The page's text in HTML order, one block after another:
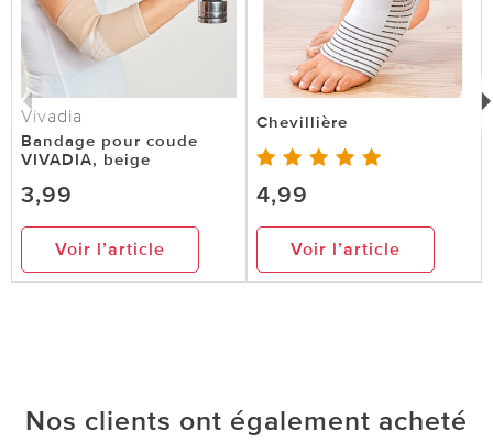
Vivadia
Bandage pour coude
VIVADIA, beige
3,99
Voir l’article
Chevillière
4,99
Voir l’article
Nos clients ont également acheté